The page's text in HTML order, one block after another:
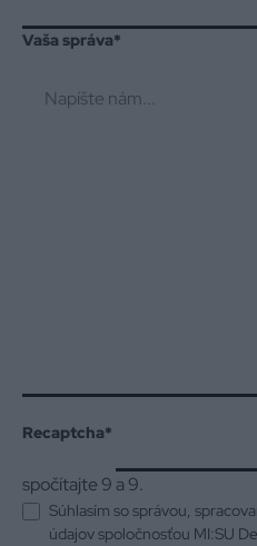
Vaša správa*
Recaptcha*
spočítajte 9 a 9.
Súhlasím so správou,
údajov spoločnosťou MI:SU